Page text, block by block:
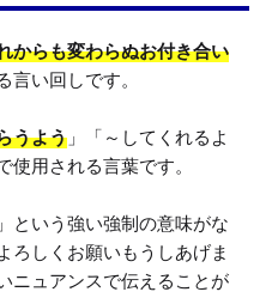
からも変わらぬお付き合い
言い回しです。
うよう 」「～してくれるよ
使用される言葉です。
という強い強制の意味がな
ろしくお願いもうしあげま
ニュアンスで伝えることが